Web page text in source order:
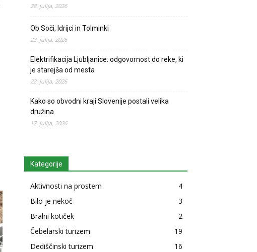
28. julija, 2026
Ob Soči, Idrijci in Tolminki
23. julija, 2026
Elektrifikacija Ljubljanice: odgovornost do reke, ki
je starejša od mesta
22. julija, 2026
Kako so obvodni kraji Slovenije postali velika
družina
17. julija, 2026
Kategorije
Aktivnosti na prostem
4
Bilo je nekoč
3
Bralni kotiček
2
Čebelarski turizem
19
Dediščinski turizem
16